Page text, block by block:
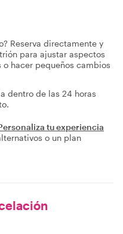
Reserva directamente y
para ajustar aspectos
hacer pequeños cambios
dentro de las 24 horas
tu experiencia
o un plan